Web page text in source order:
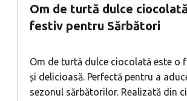
Om de turtă dulce
festiv pentru Sărbători
Om de turtă dulce ciocolată este o
și delicioasă. Perfectă pentru a
sezonul sărbătorilor. Realizată din